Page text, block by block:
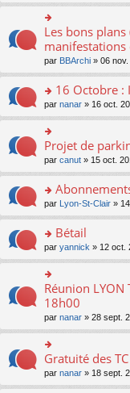
le
pl
u
s
ré
nt
g
e
o
lu
le
pl
u
s
ré
c
e
nt
le
m
s
a
e
n
o
n
lu
le
pl
u
s
ré
nt
n
s
ult
er
le
m
e
s
a
e
n
o
n
le
pl
u
s
ré
e
n
ult
er
le
m
e
s
s
a
g
e
n
o
le
pl
u
s
ré
c
e
nt
Les bons
manifestations
par BBArchi » 06
o
n
s
ult
er
le
m
e
s
g
e
n
o
n
lu
le
pl
u
s
ré
c
16 Octobre :
par nanar » 16 oct.
o
n
er
le
m
e
s
a
g
e
n
o
le
pl
u
s
Projet de
par canut » 15 oct.
o
n
ult
er
le
m
e
s
a
e
n
o
n
par Lyon-St-Clair »
o
n
s
ult
er
le
m
e
s
s
g
Bétail
par yannick » 12 oct.
o
n
ult
er
le
m
e
s
Réunion
18h00
par nanar » 28 sept.
o
n
Gratuité des
par nanar » 18 sept.